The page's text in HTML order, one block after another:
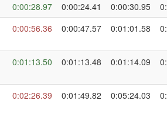
0:00:28.97 0:00:24.41 0:00:30.95
0:00:56.36 0:00:47.57 0:01:01.58
0:01:13.50 0:01:13.48 0:01:14.09
0:02:26.39 0:01:49.82 0:05:24.03